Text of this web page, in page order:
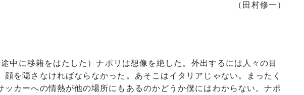
（田村修一）
中に移籍をはたした）ナポリは想像を絶した。外出するには人々の目
顔を隠さなければならなかった。あそこはイタリアじゃない。まったく
ッカーへの情熱が他の場所にもあるのかどうか僕にはわからない。ナポ